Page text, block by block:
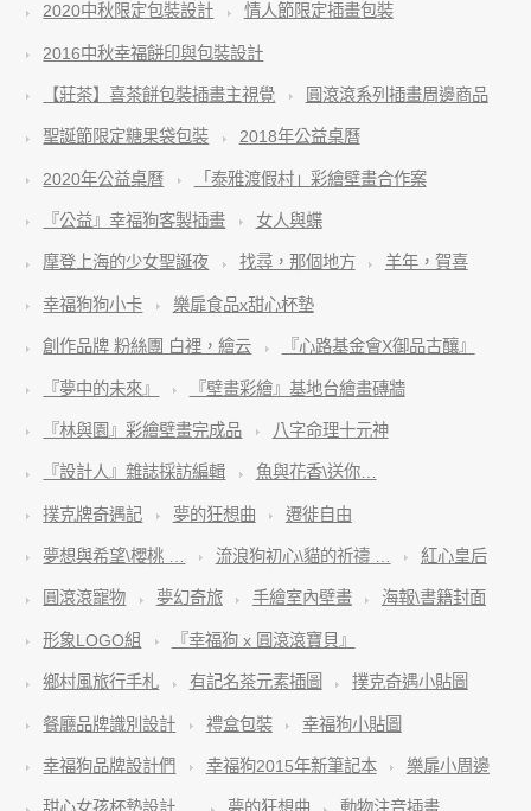
2020中秋限定包裝設計 情人節限定插畫包裝
2016中秋幸福餅印與包裝設計
【莊茶】喜茶餅包裝插畫主視覺 圓滾滾系列插畫周邊商品
聖誕節限定糖果袋包裝 2018年公益桌曆
2020年公益桌曆 「泰雅渡假村」彩繪壁畫合作案
『公益』幸福狗客製插畫 女人與蝶
摩登上海的少女聖誕夜 找尋，那個地方 羊年，賀喜
幸福狗狗小卡 樂扉食品x甜心杯墊
創作品牌 粉絲團 白裡，繪云 『心路基金會X御品古釀』
『夢中的未來』 『壁畫彩繪』基地台繪畫磚牆
『林與園』彩繪壁畫完成品 八字命理十元神
『設計人』雜誌採訪編輯 魚與花香\送你…
撲克牌奇遇記 夢的狂想曲 遷徙自由
夢想與希望\櫻桃 … 流浪狗初心\貓的祈禱 … 紅心皇后
圓滾滾寵物 夢幻奇旅 手繪室內壁畫 海報\書籍封面
形象LOGO組 『幸福狗 x 圓滾滾寶貝』
鄉村風旅行手札 有記名茶元素插圖 撲克奇遇小貼圖
餐廳品牌識別設計 禮盒包裝 幸福狗小貼圖
幸福狗品牌設計們 幸福狗2015年新筆記本 樂扉小周邊